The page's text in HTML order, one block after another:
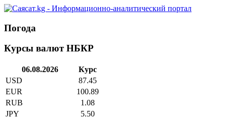
Погода
Курсы валют НБКР
06.08.2026
Курс
USD
87.45
EUR
100.89
RUB
1.08
JPY
5.50